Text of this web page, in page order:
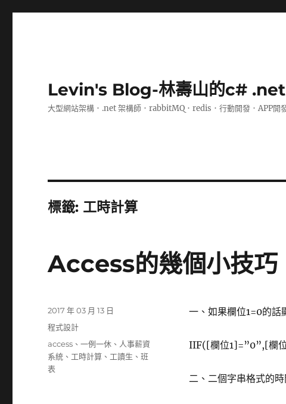
Levin's Blog-林壽山的c# .net
大型網站架構．.net 架構師．rabbitMQ．redis．行動開發．APP
標籤: 工時計算
Access的幾個小技巧
一、如果欄位1=0的話
IIF([欄位1]=”0”,[欄
二、二個字串格式的
發
佈
期:
2017 年 03 月 13 日
分
程式設計
標
籤
access 、一例一休 、 人事薪資
系統 、 工時計算 、 工讀生 、班
表